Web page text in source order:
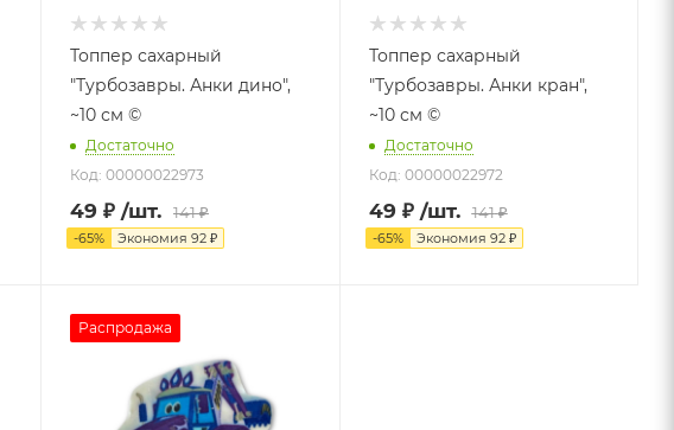
Топпер сахарный
"Турбозавры. Анки дино",
~10 см ©
Достаточно
Код: 00000022973
49 ₽ /шт. 141₽
-65% Экономия 92 ₽
Топпер сахарный
"Турбозавры. Анки кран",
~10 см ©
Достаточно
Код: 00000022972
49 ₽ /шт. 141₽
-65% Экономия 92 ₽
Распродажа